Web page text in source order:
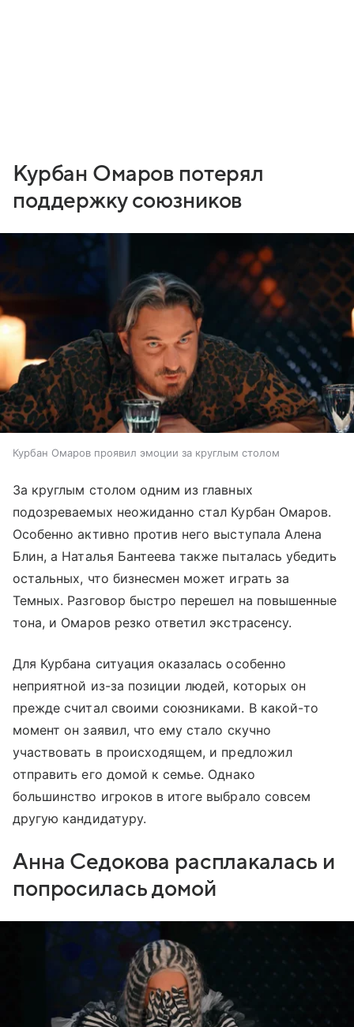
Курбан Омаров потерял
поддержку союзников
Курбан Омаров проявил эмоции за круглым столом
За круглым столом одним из главных
подозреваемых неожиданно стал Курбан Омаров.
Особенно активно против него выступала Алена
Блин, а Наталья Бантеева также пыталась убедить
остальных, что бизнесмен может играть за
Темных. Разговор быстро перешел на повышенные
тона, и Омаров резко ответил экстрасенсу.
Для Курбана ситуация оказалась особенно
неприятной из-за позиции людей, которых он
прежде считал своими союзниками. В какой-то
момент он заявил, что ему стало скучно
участвовать в происходящем, и предложил
отправить его домой к семье. Однако
большинство игроков в итоге выбрало совсем
другую кандидатуру.
Анна Седокова расплакалась и
попросилась домой